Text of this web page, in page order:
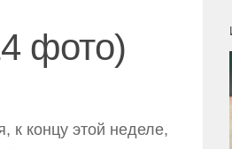
фото)
к концу этой неделе,